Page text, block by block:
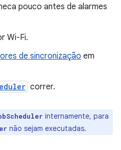
pouco antes de alarmes
Wi-Fi.
de sincronização em
correr.
internamente, para
não sejam executadas.